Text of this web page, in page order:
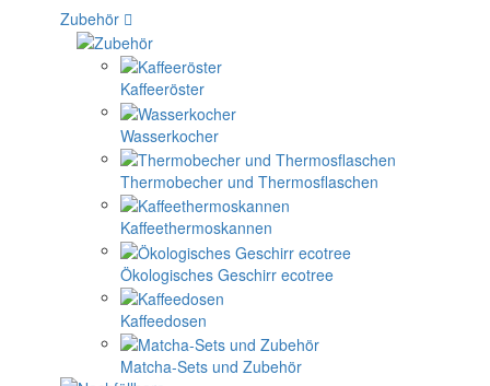
Zubehör
Kaffeeröster
Wasserkocher
Thermobecher und Thermosflaschen
Kaffeethermoskannen
Ökologisches Geschirr ecotree
Kaffeedosen
Matcha-Sets und Zubehör